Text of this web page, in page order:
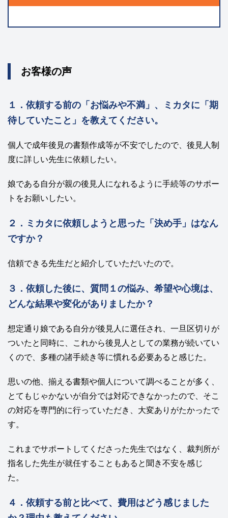
お客様の声
１．依頼する前の「お悩みや不満」、ミカタに「期
待していたこと」を教えてください。
個人で成年後見の書類作成等が不安でしたので、後見人制
度に詳しい先生に依頼したい。
娘である自分が親の後見人になれるように手続等のサポー
トをお願いしたい。
２．ミカタに依頼しようと思った「決め手」はなん
ですか？
信頼できる先生だと紹介していただいたので。
３．依頼した後に、質問１の悩み、希望や心境は、
どんな結果や変化がありましたか？
想定通り娘である自分が後見人に選任され、 一旦区切りが
ついたと同時に、これから後見人としての業務が続いてい
く ので、多種の諸手続き等に慣れる必要あると感じた。
思いの他、 揃える書類や個人について調べることが多く、
とてもじゃかないが自分では対応できなかったので、そこ
の対応を専門的に行っていただき、大変ありがたかったで
す。
これまでサポートしてくださった先生ではなく、 裁判所が
指名した先生が就任することもあると聞き不安を感じ
た。
４．依頼する前と比べて、費用はどう感じました